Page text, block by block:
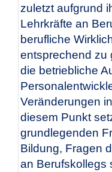
zuletzt aufgrund
Lehrkräfte an
berufliche
entsprechend zu
die betriebliche
Veränderungen
diesem Punkt
grundlegenden
Bildung, Fragen
an Berufskollegs